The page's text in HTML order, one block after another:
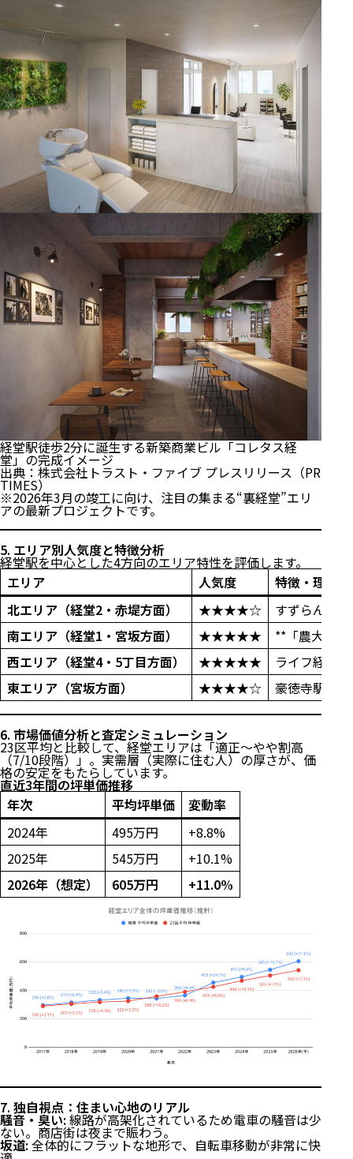
経堂駅徒歩2分に誕生する新築商業ビル「コレタス経
堂」の完成イメージ
出典： 株式会社トラスト・ファイブ プレスリリース（PR
TIMES）
※2026年3月の竣工に向け、注目の集まる“裏経堂”エリ
アの最新プロジェクトです。
5. エリア別人気度と特徴分析
経堂駅を中心とした4方向のエリア特性を評価します。
エリア
人気度
特徴・理由
北エリア（経堂2・赤堤方面）
★★★★☆
すずらん通
南エリア（経堂1・宮坂方面）
★★★★★
**「農大通
西エリア（経堂4・5丁目方面）
★★★★★
ライフ経堂
東エリア（宮坂方面）
★★★★☆ 豪徳寺駅も
6. 市場価値分析と査定シミュレーション
23区平均と比較して、経堂エリアは「適正～やや割高
（7/10段階）」。実需層（実際に住む人）の厚さが、価
格の安定をもたらしています。
直近3年間の坪単価推移
年次
平均坪単価
変動率
2024年
495万円
+8.8%
2025年
545万円
+10.1%
2026年（想定）
605万円 +11.0%
7. 独自視点：住まい心地のリアル
騒音・臭い:線路が高架化されているため電車の騒音は少
ない。商店街は夜まで賑わう。
坂道:全体的にフラットな地形で、自転車移動が非常に快
設の融合
3. 公共施設・教育・医療機関一覧
4. 周辺再開発の予定・駅前開発計画
5. エリア別人気度と特徴分析
6. 市場価値分析と査定シミュレーション
直近3年間の坪単価推移
7. 独自視点：住まい心地のリアル
8. ハザードマップと地盤の信頼性
9. まとめ